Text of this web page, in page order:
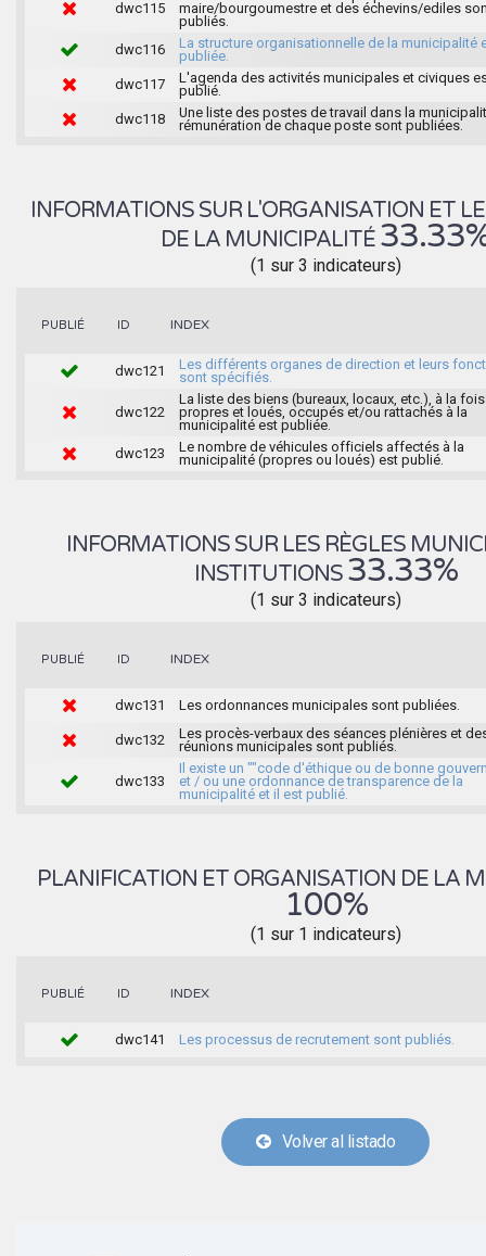
dwc115
maire/bourgoumestre et des échevins/ediles
publiés.
dwc116
La structure organisationnelle de la municipalité
publiée.
dwc117
L'agenda des activités municipales et civiques
publié.
dwc118
Une liste des postes de travail dans la
rémunération de chaque poste sont publiées.
INFORMATIONS SUR L'ORGANISATION ET
DE LA MUNICIPALITÉ
(1 sur 3 indicateurs)
PUBLIÉ ID INDEX
dwc121
Les différents organes de direction et leurs
sont spécifiés.
dwc122
La liste des biens (bureaux, locaux, etc.), à la fois
propres et loués, occupés et/ou rattachés à la
municipalité est publiée.
dwc123
Le nombre de véhicules officiels affectés à la
municipalité (propres ou loués) est publié.
INFORMATIONS SUR LES RÈGLES
INSTITUTIONS 33.33%
(1 sur 3 indicateurs)
PUBLIÉ ID INDEX
dwc131 Les ordonnances municipales sont publiées.
dwc132
Les procès-verbaux des séances plénières et
réunions municipales sont publiés.
dwc133
Il existe un ""code d'éthique ou de bonne
et / ou une ordonnance de transparence de la
municipalité et il est publié.
PLANIFICATION ET ORGANISATION DE LA
100%
(1 sur 1 indicateurs)
PUBLIÉ ID INDEX
dwc141 Les processus de recrutement sont publiés.
Volver al listado